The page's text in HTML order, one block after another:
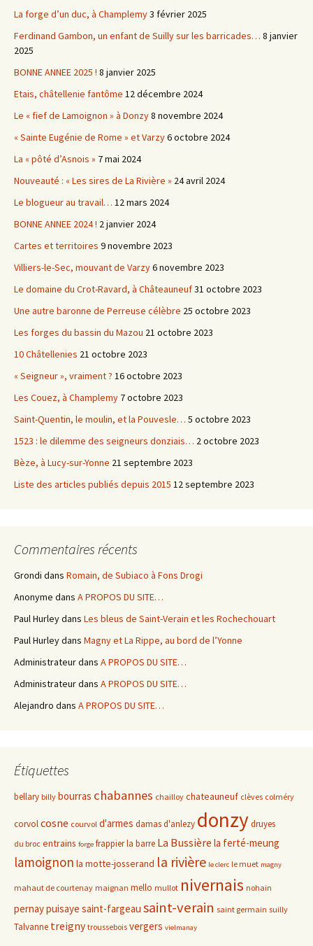
La forge d’un duc, à Champlemy3 février 2025
Ferdinand Gambon, un enfant de Suilly sur les barricades… 8 janvier
2025
BONNE ANNEE 2025 ! 8 janvier 2025
Etais, châtellenie fantôme 12 décembre 2024
Le « fief de Lamoignon » à Donzy8 novembre 2024
« Sainte Eugénie de Rome » et Varzy6 octobre 2024
La « pôté d’Asnois » 7 mai 2024
Nouveauté : « Les sires de La Rivière » 24 avril 2024
Le blogueur au travail… 12 mars 2024
BONNE ANNEE 2024 ! 2 janvier 2024
Cartes et territoires 9 novembre 2023
Villiers-le-Sec, mouvant de Varzy6 novembre 2023
Le domaine du Crot-Ravard, à Châteauneuf31 octobre 2023
Une autre baronne de Perreuse célèbre 25 octobre 2023
Les forges du bassin du Mazou 21 octobre 2023
10 Châtellenies 21 octobre 2023
« Seigneur », vraiment ? 16 octobre 2023
Les Couez, à Champlemy 7 octobre 2023
Saint-Quentin, le moulin, et la Pouvesle… 5 octobre 2023
1523 : le dilemme des seigneurs donziais… 2 octobre 2023
Bèze, à Lucy-sur-Yonne 21 septembre 2023
Liste des articles publiés depuis 2015 12 septembre 2023
Commentaires récents
Grondi dans Romain, de Subiaco à Fons Drogi
Anonyme dans A PROPOS DU SITE…
Paul Hurleydans Les bleus de Saint-Verain et les Rochechouart
Paul Hurleydans Magny et La Rippe, au bord de l’Yonne
Administrateurdans A PROPOS DU SITE…
Administrateurdans A PROPOS DU SITE…
Alejandro dans A PROPOS DU SITE…
Étiquettes
bellary billy bourras chabannes chailloy chateauneuf clèves colméry
corvolcosne courvol d'armes damas d'anlezy donzydruyes
du broc entrains forge frappierla barre La Bussière la ferté-meung
lamoignon la motte-josserand la rivière le clerc le muet magny
mahaut de courtenay maignan mello mullot nivernais nohain
pernaypuisaye saint-fargeau saint-verain saint germain suilly
Talvanne treigny troussebois vergers vielmanay